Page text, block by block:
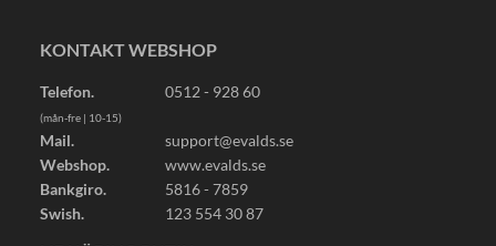
KONTAKT WEBSHOP
Telefon. 0512 - 928 60
(mån-fre | 10-15)
Mail.
support@evalds.se
Webshop.
www.evalds.se
Bankgiro.
5816 - 7859
Swish.
123 554 30 87